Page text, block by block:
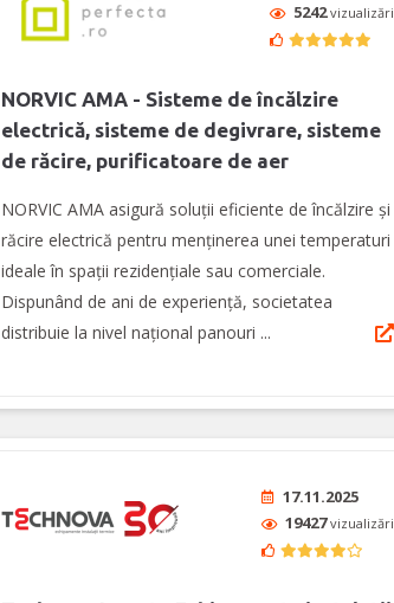
5242vizualizări
NORVIC AMA - Sisteme de încălzire
electrică, sisteme de degivrare, sisteme
de răcire, purificatoare de aer
NORVIC AMA asigură soluții eficiente de încălzire și
răcire electrică pentru menținerea unei temperaturi
ideale în spații rezidențiale sau comerciale.
Dispunând de ani de experienţă, societatea
distribuie la nivel național panouri ...
17.11.2025
19427vizualizări